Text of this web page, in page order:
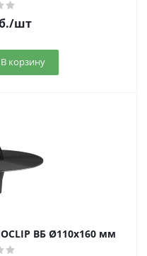
/шт
В корзину
ВБ Ø110х160 мм